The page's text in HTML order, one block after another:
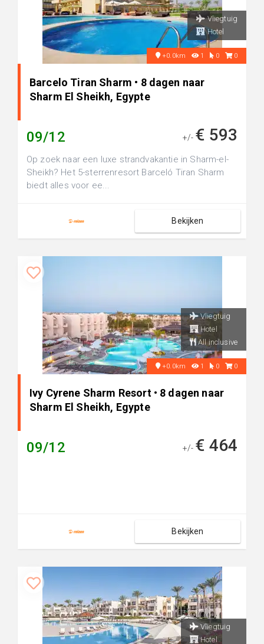
Vliegtuig
Hotel
+0.0km 1 0 0
Barcelo Tiran Sharm • 8 dagen naar
Sharm El Sheikh, Egypte
09/12 +/- € 593
Op zoek naar een luxe strandvakantie in Sharm-el-
Sheikh? Het 5-sterrenresort Barceló Tiran Sharm
biedt alles voor ee...
Bekijken
Vliegtuig
Hotel
All inclusive
+0.0km 1 0 0
Ivy Cyrene Sharm Resort • 8 dagen naar
Sharm El Sheikh, Egypte
09/12 +/- € 464
Bekijken
Vliegtuig
Hotel